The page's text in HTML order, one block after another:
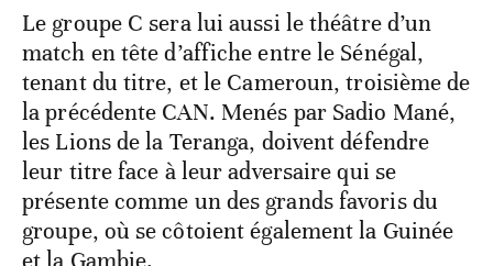
Le groupe C sera lui aussi le théâtre d’un
match en tête d’affiche entre le Sénégal,
tenant du titre, et le Cameroun, troisième de
la précédente CAN. Menés par Sadio Mané,
les Lions de la Teranga, doivent défendre
leur titre face à leur adversaire qui se
présente comme un des grands favoris du
groupe, où se côtoient également la Guinée